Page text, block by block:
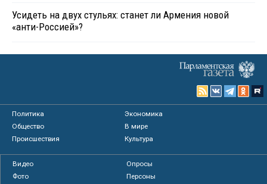
Усидеть на двух стульях: станет ли Армения новой
«анти-Россией»?
Политика
Экономика
Общество
В мире
Происшествия
Культура
Видео
Опросы
Фото
Персоны